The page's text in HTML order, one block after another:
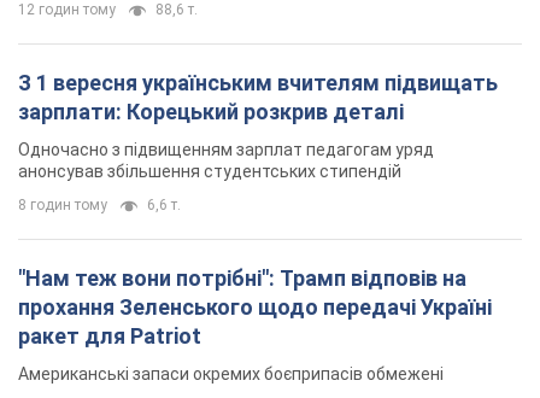
12 годин тому 88,6 т.
З 1 вересня українським вчителям підвищать
зарплати: Корецький розкрив деталі
Одночасно з підвищенням зарплат педагогам уряд
анонсував збільшення студентських стипендій
8 годин тому 6,6 т.
"Нам теж вони потрібні": Трамп відповів на
прохання Зеленського щодо передачі Україні
ракет для Patriot
Американські запаси окремих боєприпасів обмежені